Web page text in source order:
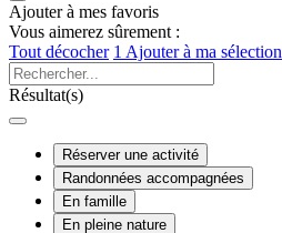
Ajouter à mes favoris
Vous aimerez sûrement :
Tout décocher 1 Ajouter à ma sélection
Résultat(s)
Réserver une activité
Randonnées accompagnées
En famille
En pleine nature